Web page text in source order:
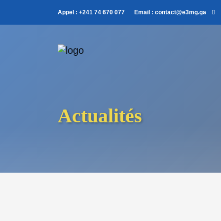
Appel : +241 74 670 077 Email : contact@e3mg.ga
Actualités